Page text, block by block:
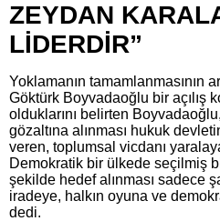
ZEYDAN
LİDERDİR”
Yoklamanın tamamlanmasının
Göktürk Boyvadaoğlu bir açılış
olduklarını belirten
gözaltına alınması hukuk
veren, toplumsal vicdanı
Demokratik bir ülkede seçilmiş
şekilde hedef alınması sadece
iradeye, halkın oyuna ve
dedi.